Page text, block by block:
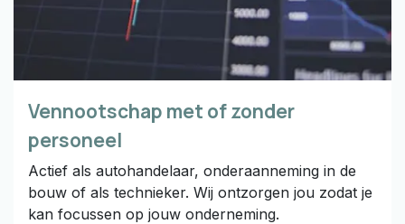
Vennootschap met of zonder
personeel
Actief als autohandelaar, onderaanneming in de
bouw of als technieker. Wij ontzorgen jou zodat je
kan focussen op jouw onderneming.